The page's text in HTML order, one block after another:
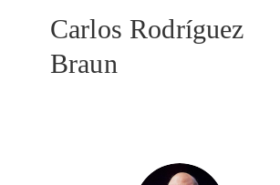
Carlos Rodríguez
Braun